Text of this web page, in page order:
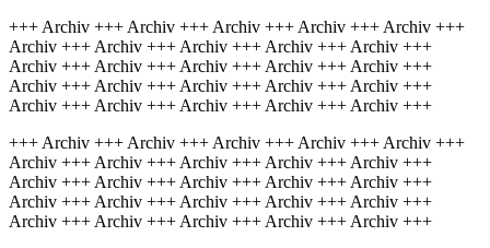
+++ Archiv +++ Archiv +++ Archiv +++ Archiv +++ Archiv +++
Archiv +++ Archiv +++ Archiv +++ Archiv +++ Archiv +++
Archiv +++ Archiv +++ Archiv +++ Archiv +++ Archiv +++
Archiv +++ Archiv +++ Archiv +++ Archiv +++ Archiv +++
Archiv +++ Archiv +++ Archiv +++ Archiv +++ Archiv +++
+++ Archiv +++ Archiv +++ Archiv +++ Archiv +++ Archiv +++
Archiv +++ Archiv +++ Archiv +++ Archiv +++ Archiv +++
Archiv +++ Archiv +++ Archiv +++ Archiv +++ Archiv +++
Archiv +++ Archiv +++ Archiv +++ Archiv +++ Archiv +++
Archiv +++ Archiv +++ Archiv +++ Archiv +++ Archiv +++